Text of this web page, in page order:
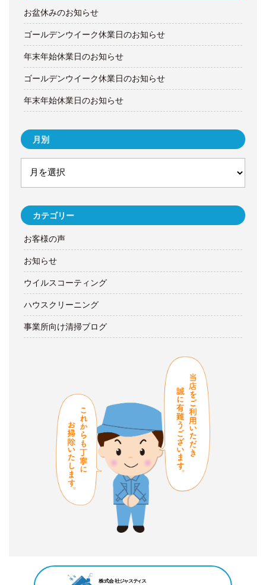
お盆休みのお知らせ
ゴールデンウイーク休業日のお知らせ
年末年始休業日のお知らせ
ゴールデンウイーク休業日のお知らせ
年末年始休業日のお知らせ
月別
カテゴリー
お客様の声
お知らせ
ウイルスコーティング
ハウスクリーニング
事業所向け清掃ブログ